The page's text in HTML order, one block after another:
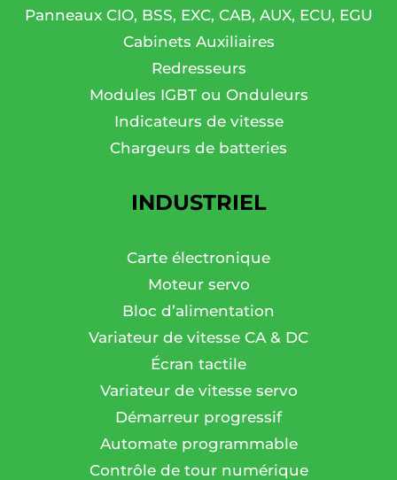
Panneaux CIO, BSS, EXC, CAB, AUX, ECU, EGU
Cabinets Auxiliaires
Redresseurs
Modules IGBT ou Onduleurs
Indicateurs de vitesse
Chargeurs de batteries
INDUSTRIEL
Carte électronique
Moteur servo
Bloc d’alimentation
Variateur de vitesse CA & DC
Écran tactile
Variateur de vitesse servo
Démarreur progressif
Automate programmable
Contrôle de tour numérique